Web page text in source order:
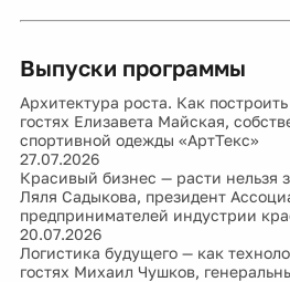
Выпуски программы
Архитектура роста. Как
гостях Елизавета Майская,
спортивной одежды «АртТекс»
27.07.2026
Красивый бизнес — расти нельзя
Ляля Садыкова, президент
предпринимателей индустрии
20.07.2026
Логистика будущего — как
гостях Михаил Чушков,